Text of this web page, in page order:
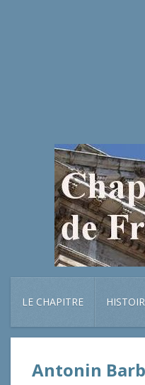
LE CHAPITRE
Antonin